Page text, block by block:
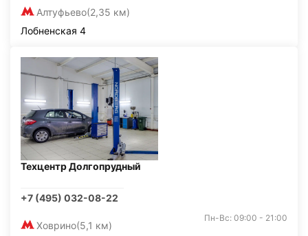
Алтуфьево(2,35 км)
Лобненская 4
Техцентр Долгопрудный
+7 (495) 032-08-22
Ховрино(5,1 км)
Пн-Вс: 09:00 - 21:00